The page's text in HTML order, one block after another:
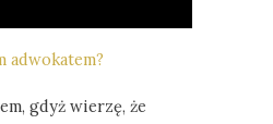
adwokatem?
gdyż wierzę, że